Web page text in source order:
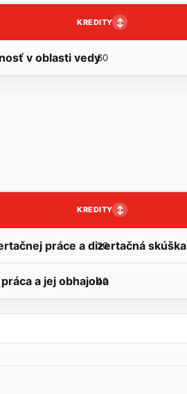
KREDITY ↕
v oblasti vedy60
KREDITY ↕
práce a dizertačná skúška
20
a jej obhajoba
40